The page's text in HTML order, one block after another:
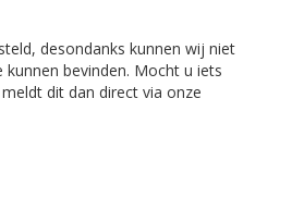
desondanks kunnen wij niet
bevinden. Mocht u iets
dit dan direct via onze